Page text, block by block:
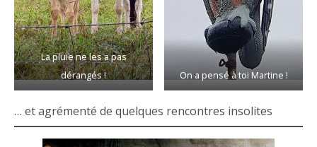
La pluie ne les a pas
dérangés !
On a pensé à toi Martine !
… et agrémenté de quelques rencontres insolites